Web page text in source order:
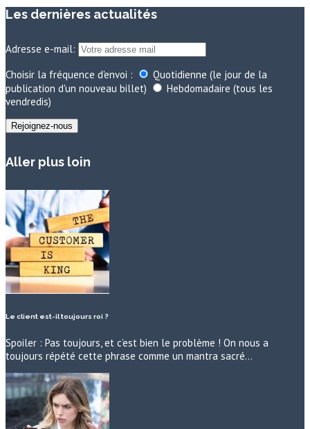
Les dernières actualités
Adresse e-mail:
Choisir la fréquence d'envoi :
Quotidienne (le jour de la
publication d'un nouveau billet)
Hebdomadaire (tous les
vendredis)
Aller plus loin
Le client est-il toujours roi ?
Spoiler : Pas toujours, et c’est bien le problème ! On nous a
toujours répété cette phrase comme un mantra sacré…